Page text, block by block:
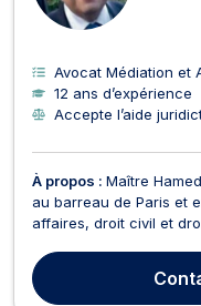
Avocat Médiation et
12 ans d’expérience
Accepte l’aide
À propos : Maître
au barreau de Paris et
affaires, droit civil et
des affaires et vous
toutes questions